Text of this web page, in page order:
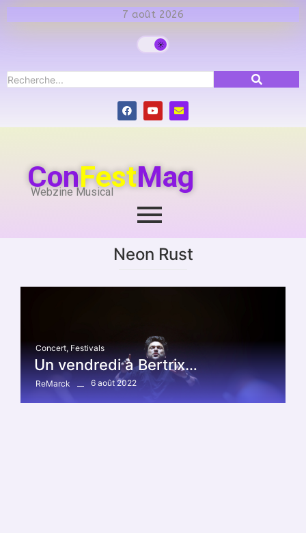
7 août 2026
ConFestMag
Webzine Musical
Neon Rust
Concert, Festivals
Un vendredi à Bertrix…
ReMarck 6 août 2022